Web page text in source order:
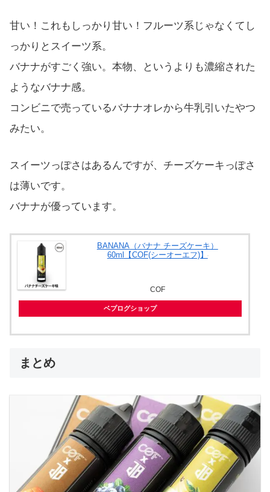
甘い！これもしっかり甘い！フルーツ系じゃなくてし
っかりとスイーツ系。
バナナがすごく強い。本物、というよりも濃縮された
ようなバナナ感。
コンビニで売っているバナナオレから牛乳引いたやつ
みたい。
スイーツっぽさはあるんですが、チーズケーキっぽさ
は薄いです。
バナナが優っています。
BANANA（バナナ チーズケーキ）
60ml【COF(シーオーエフ)】
COF
ベプログショップ
まとめ